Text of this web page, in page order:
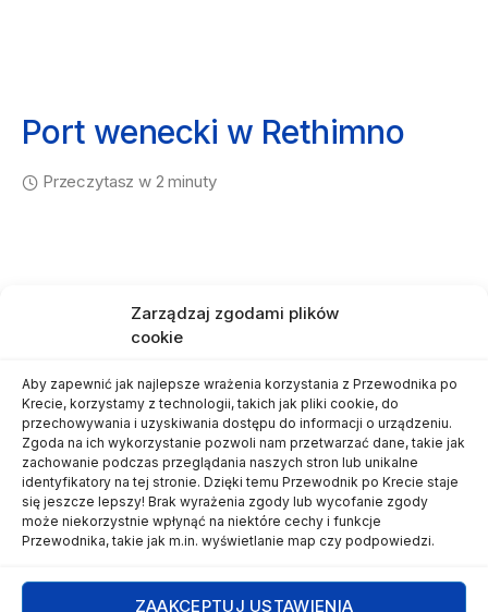
Zarządzaj zgodami plików
cookie
Aby zapewnić jak najlepsze wrażenia korzystania z Przewodnika po
Krecie, korzystamy z technologii, takich jak pliki cookie, do
przechowywania i uzyskiwania dostępu do informacji o urządzeniu.
Zgoda na ich wykorzystanie pozwoli nam przetwarzać dane, takie jak
zachowanie podczas przeglądania naszych stron lub unikalne
identyfikatory na tej stronie. Dzięki temu Przewodnik po Krecie staje
się jeszcze lepszy! Brak wyrażenia zgody lub wycofanie zgody
może niekorzystnie wpłynąć na niektóre cechy i funkcje
Przewodnika, takie jak m.in. wyświetlanie map czy podpowiedzi.
ZAAKCEPTUJ USTAWIENIA
Port wenecki w Rethimno
Przeczytasz w 2 minuty
Mapa Krety O autorze Kontakt
www.przewodnikpokrecie.pl(artykuły, zdjęcia, itd.) są objęte prawem
autorskim i podlegają ochronie na mocyUstawy o prawie autorskim i